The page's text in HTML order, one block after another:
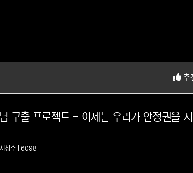
추
출 프로젝트 - 이제는 우리가 안정권을
시청수 | 6098